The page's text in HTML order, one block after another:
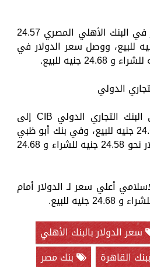
سجل سعر صرف الدولار في البنك الأهلي المصري 24.57
للشراء و 24.67 جنيه للبيع، ووصل سعر الدولار في
الدولي
ووصل سعر الدولار في البنك التجاري الدولي CIB إلى
24.61 جنيه للشراء و 24.68 جنيه للبيع، وفي بنك أبو ظبي
التجاري سجل سعر الدولار نحو 24.58 جنيه للشراء و 24.68
أعلي سعر لـ الدولار أمام
سعر الدولار بالبنك الأهلي
القاهرة
بنك مصر